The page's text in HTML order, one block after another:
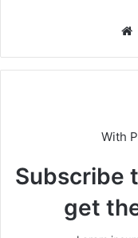
With
Subscribe
get